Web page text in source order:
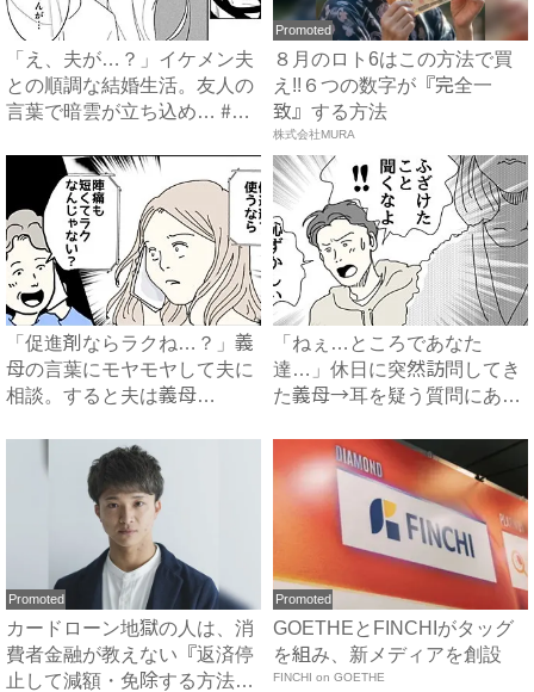
「え、夫が…？」イケメン夫
との順調な結婚生活。友人の
言葉で暗雲が立ち込め… #
Promoted
８月のロト6はこの方法で買
え!!６つの数字が『完全一
致』する方法
株式会社MURA
「促進剤ならラクね…？」義
母の言葉にモヤモヤして夫に
相談。すると夫は義母
「ねぇ…ところであなた
達…」休日に突然訪問してき
た義母→耳を疑う質問にあ
Promoted
カードローン地獄の人は、消
費者金融が教えない『返済停
止して減額・免除する方法』
Promoted
GOETHEとFINCHIがタッグ
を組み、新メディアを創設
FINCHI on GOETHE